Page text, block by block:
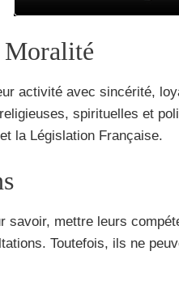
Moralité
activité avec sincérité,
spirituelles et
la Législation Française.
savoir, mettre leurs
Toutefois, ils ne